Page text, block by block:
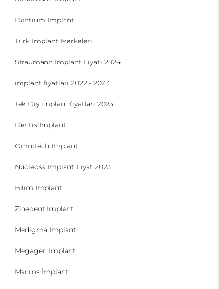
Dentium İmplant
Türk İmplant Markaları
Straumann İmplant Fiyatı 2024
implant fiyatları 2022 - 2023
Tek Diş implant fiyatları 2023
Dentis İmplant
Omnitech İmplant
Nucleoss İmplant Fiyat 2023
Bilim İmplant
Zinedent İmplant
Medigma İmplant
Megagen İmplant
Macros İmplant